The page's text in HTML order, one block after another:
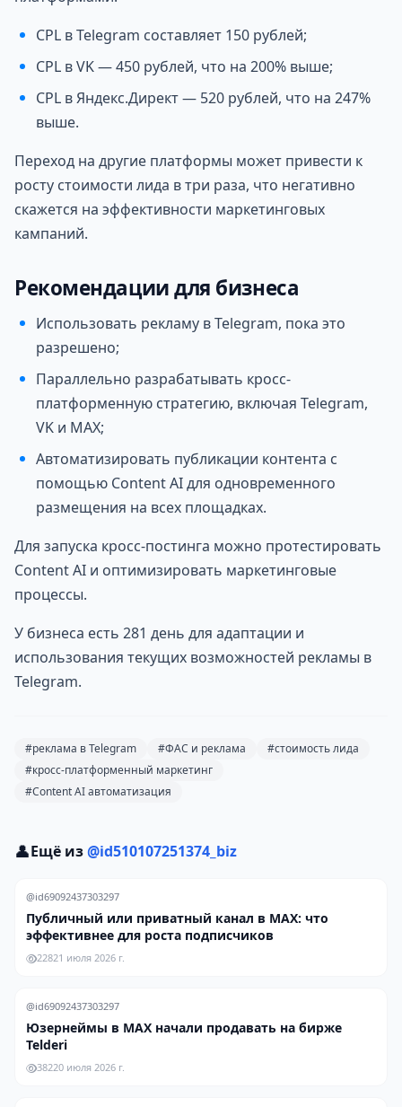
CPL в Telegram составляет 150 рублей;
CPL в VK — 450 рублей, что на 200% выше;
CPL в Яндекс.Директ — 520 рублей, что на 247%
выше.
Переход на другие платформы может привести к
росту стоимости лида в три раза, что негативно
скажется на эффективности маркетинговых
кампаний.
Рекомендации для бизнеса
Использовать рекламу в Telegram, пока это
разрешено;
Параллельно разрабатывать кросс-
платформенную стратегию, включая Telegram,
VK и MAX;
Автоматизировать публикации контента с
помощью Content AI для одновременного
размещения на всех площадках.
Для запуска кросс-постинга можно протестировать
Content AI и оптимизировать маркетинговые
процессы.
У бизнеса есть 281 день для адаптации и
использования текущих возможностей рекламы в
Telegram.
#реклама в Telegram #ФАС и реклама
#стоимость лида
#кросс-платформенный маркетинг
#Content AI автоматизация
👤Ещё из@id510107251374_biz
@id69092437303297
Публичный или приватный канал в MAX: что
эффективнее для роста подписчиков
22821 июля 2026 г.
@id69092437303297
Юзернеймы в MAX начали продавать на бирже
Telderi
38220 июля 2026 г.